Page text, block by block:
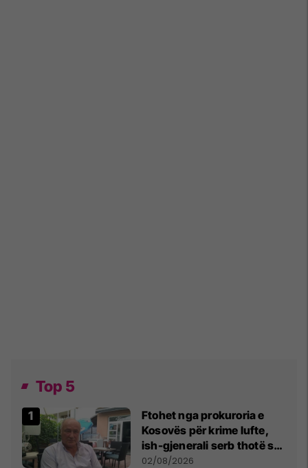
Top 5
Ftohet nga prokuroria e
Kosovës për krime lufte,
ish-gjenerali serb thotë se
dikush e tradhtoi në
02/08/2026